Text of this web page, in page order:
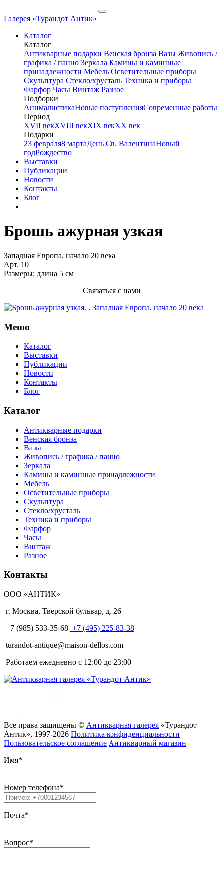
Галерея «Турандот Антик»
Каталог
Каталог
Антикварные подарки Венская бронза Вазы Живопись /
графика / панно Зеркала Камины и каминные
принадлежности Мебель Осветительные приборы
Скульптура Стекло/хрусталь Техника и приборы
Фарфор Часы Винтаж Разное
Подборки
АнималистикаНовые поступленияСовременные работы
Период
XVII векXVIII векXIX векXX век
Подарки
23 февраля8 мартаДень Св. ВалентинаНовый
годРождество
Выставки
Публикации
Новости
Контакты
Блог
Брошь ажурная узкая
Западная Европа, начало 20 века
Арт. 10
Размеры: длина 5 см
Связаться с нами
Меню
Каталог
Выставки
Публикации
Новости
Контакты
Блог
Каталог
Антикварные подарки
Венская бронза
Вазы
Живопись / графика / панно
Зеркала
Камины и каминные принадлежности
Мебель
Осветительные приборы
Скульптура
Стекло/хрусталь
Техника и приборы
Фарфор
Часы
Винтаж
Разное
Контакты
ООО «АНТИК»
г. Москва, Тверской бульвар, д. 26
+7 (985) 533-35-68 +7 (495) 225-83-38
turandot-antique@maison-dellos.com
Работаем ежедневно с 12:00 до 23:00
Все права защищены © Антикварная галерея «Турандот
Антик», 1997-2026 Политика конфиденциальности
Пользовательское соглашение Антикварный магазин
Имя*
Номер телефона*
Почта*
Вопрос*